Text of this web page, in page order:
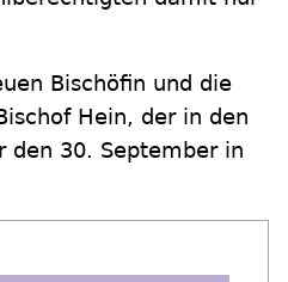
Bischöfin und die
Hein, der in den
den 30. September in